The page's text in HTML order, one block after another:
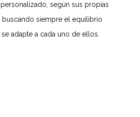
según sus propias
buscando siempre el equilibrio
adapte a cada uno de ellos.